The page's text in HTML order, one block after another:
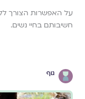
על האפשרות הצורך
חשיבותם בחיי נשים.
גוף